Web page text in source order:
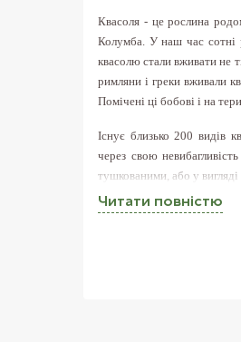
Читати повнiстю
Квасоля - це рослина
Колумба. У наш час сотні
квасолю стали вживати не
римляни і греки вживали
Помічені ці бобові і на
Існує близько 200 видів
через свою
тушкованими, або у вигляді
Чорна квасоля популярна